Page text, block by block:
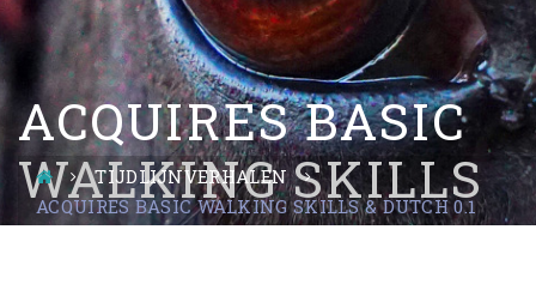
ACQUIRES BASIC
WALKING SKILLS
& DUTCH 0.1
TIJDLIJNVERHALEN
ACQUIRES BASIC WALKING SKILLS & DUTCH 0.1